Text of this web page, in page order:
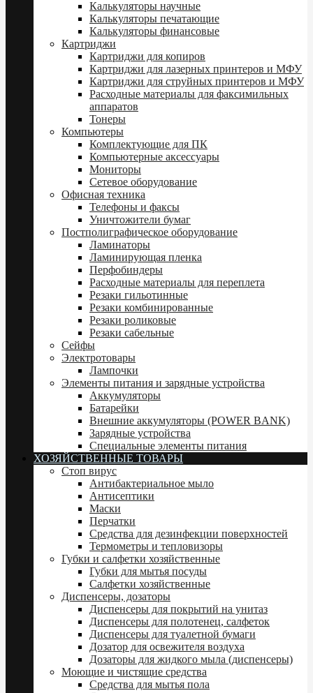
Калькуляторы научные
Калькуляторы печатающие
Калькуляторы финансовые
Картриджи
Картриджи для копиров
Картриджи для лазерных принтеров и МФУ
Картриджи для струйных принтеров и МФУ
Расходные материалы для факсимильных
аппаратов
Тонеры
Компьютеры
Комплектующие для ПК
Компьютерные аксессуары
Мониторы
Сетевое оборудование
Офисная техника
Телефоны и факсы
Уничтожители бумаг
Постполиграфическое оборудование
Ламинаторы
Ламинирующая пленка
Перфобиндеры
Расходные материалы для переплета
Резаки гильотинные
Резаки комбинированные
Резаки роликовые
Резаки сабельные
Сейфы
Электротовары
Лампочки
Элементы питания и зарядные устройства
Аккумуляторы
Батарейки
Внешние аккумуляторы (POWER BANK)
Зарядные устройства
Специальные элементы питания
ХОЗЯЙСТВЕННЫЕ ТОВАРЫ
Стоп вирус
Антибактериальное мыло
Антисептики
Маски
Перчатки
Средства для дезинфекции поверхностей
Термометры и тепловизоры
Губки и салфетки хозяйственные
Губки для мытья посуды
Салфетки хозяйственные
Диспенсеры, дозаторы
Диспенсеры для покрытий на унитаз
Диспенсеры для полотенец, салфеток
Диспенсеры для туалетной бумаги
Дозатор для освежителя воздуха
Дозаторы для жидкого мыла (диспенсеры)
Моющие и чистящие средства
Средства для мытья пола